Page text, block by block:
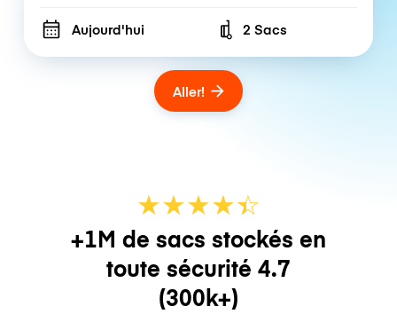
Aujourd'hui Number of bags
2 Sacs
Aller!
★★★★☆
★
+1M de sacs stockés en
toute sécurité 4.7
(300k+)